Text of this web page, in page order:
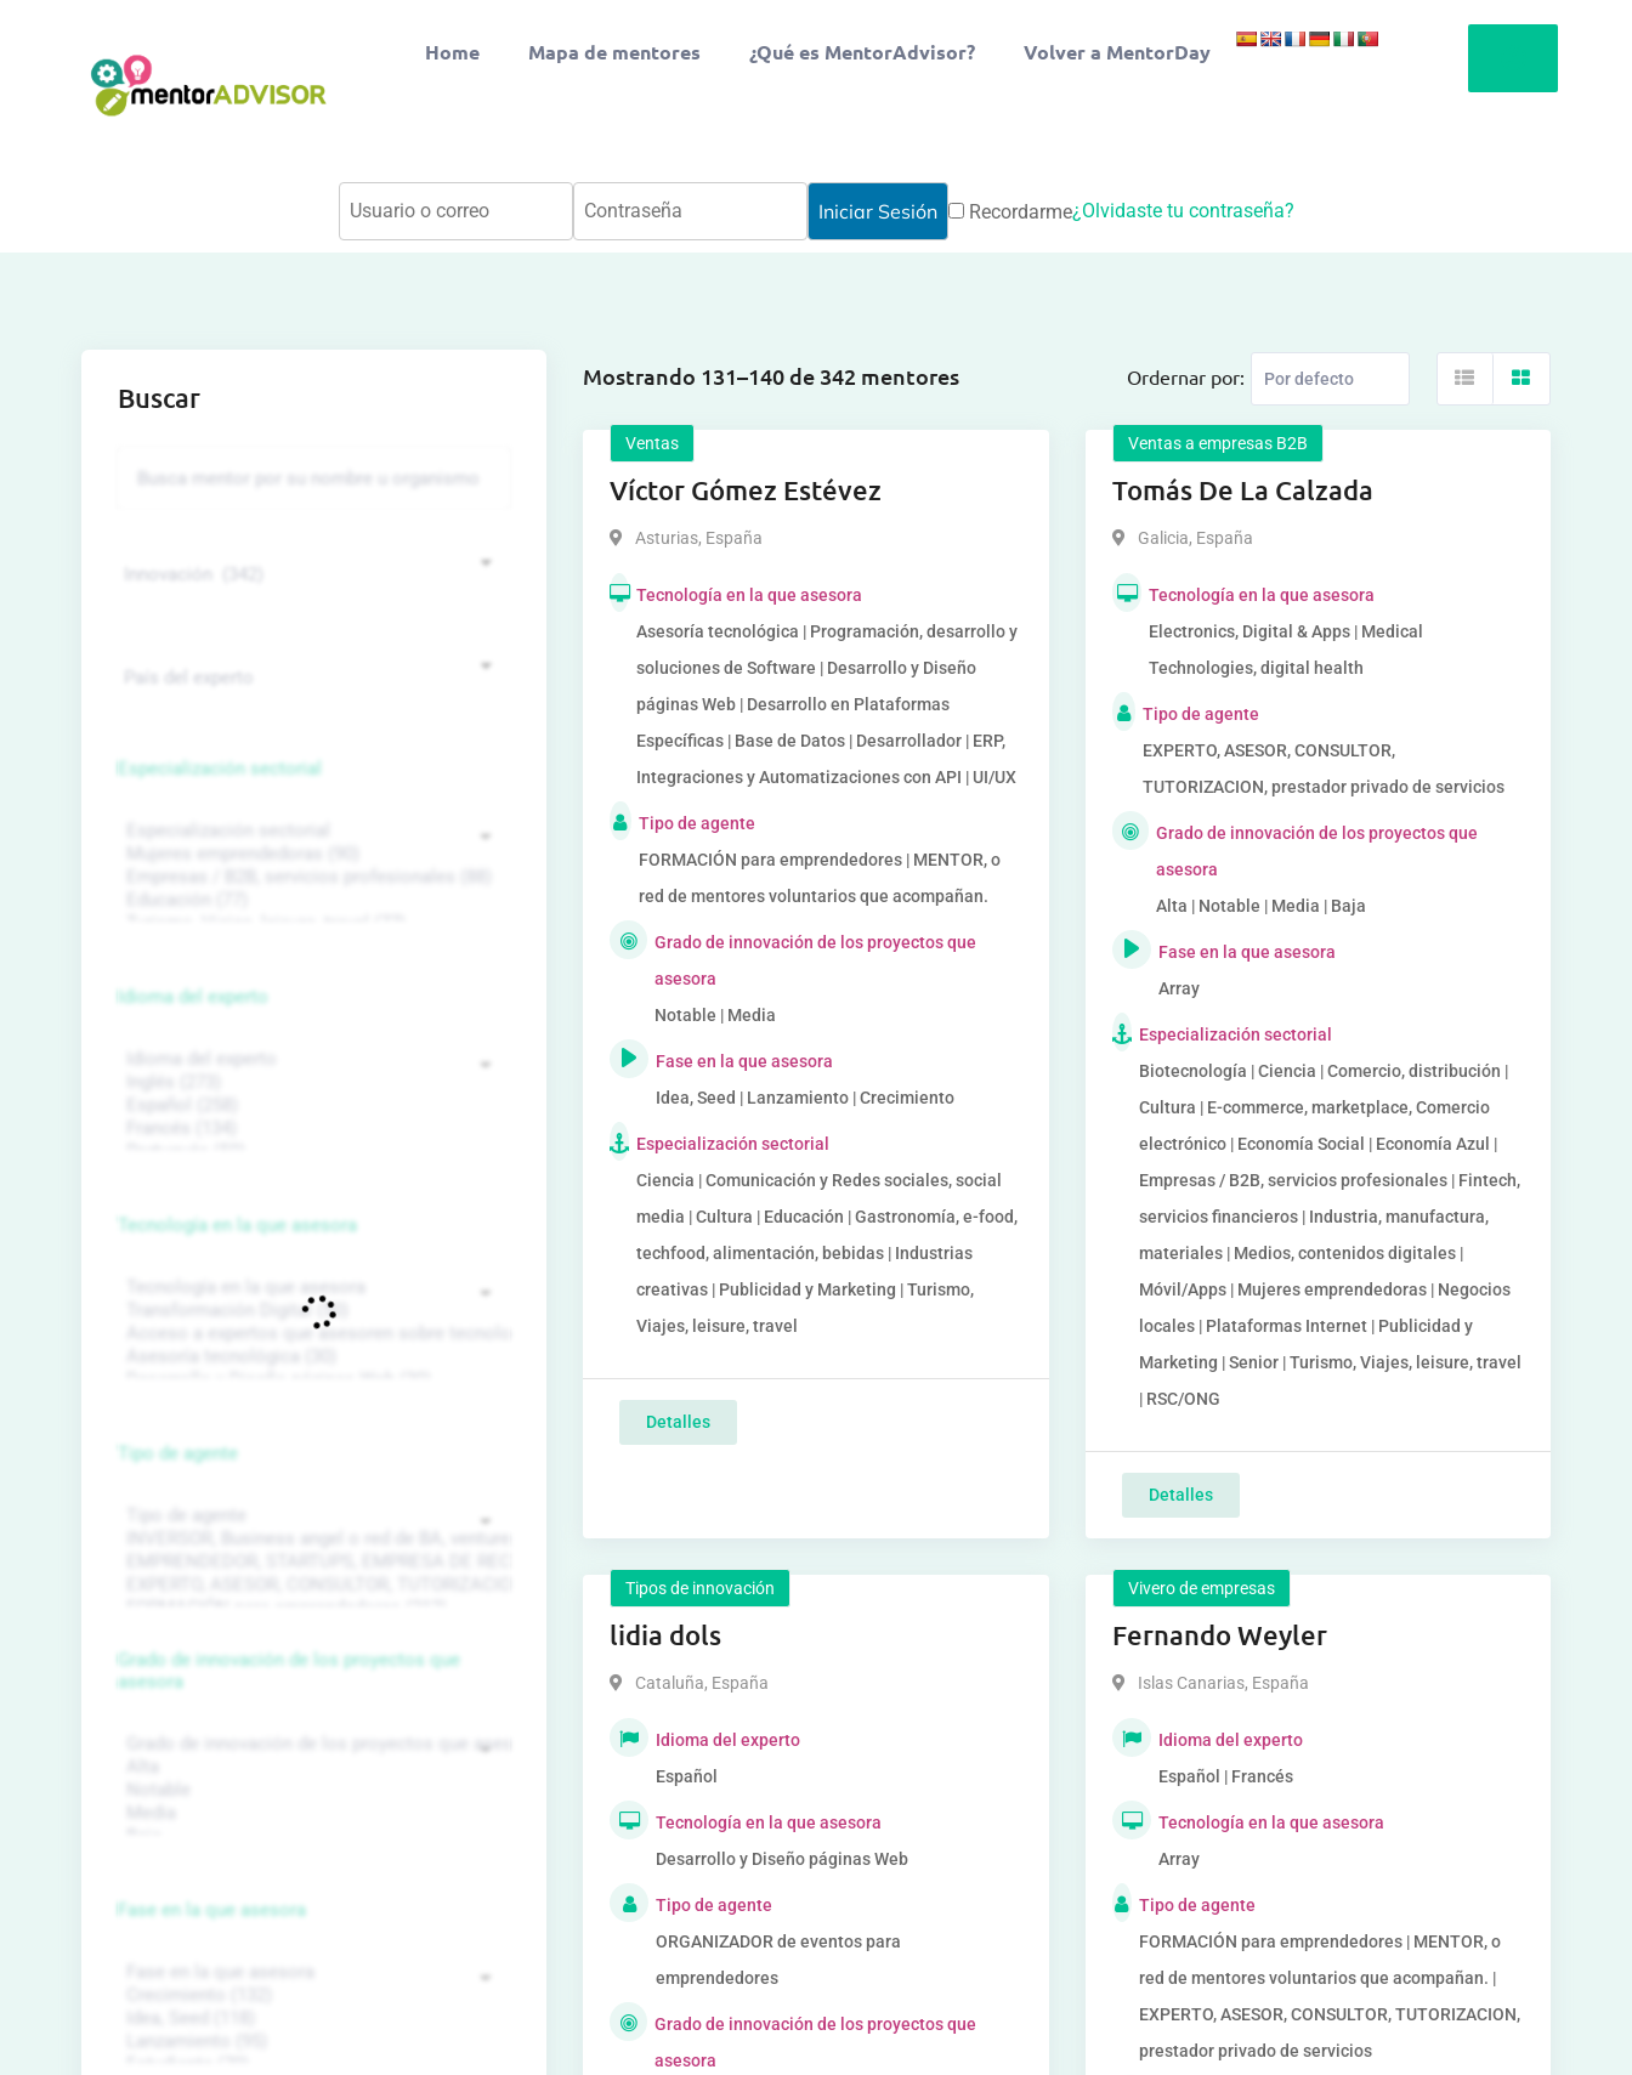
Home Mapa de mentores ¿Qué es MentorAdvisor? Volver a MentorDay
Recordarme¿Olvidaste tu contraseña?
Mostrando 131–140 de 342 mentores Ordernar por:
Ventas
Víctor Gómez Estévez
Asturias, España
Tecnología en la que asesora
Asesoría tecnológica | Programación, desarrollo y
soluciones de Software | Desarrollo y Diseño
páginas Web | Desarrollo en Plataformas
Específicas | Base de Datos | Desarrollador | ERP,
Integraciones y Automatizaciones con API | UI/UX
Tipo de agente
FORMACIÓN para emprendedores | MENTOR, o
red de mentores voluntarios que acompañan.
Grado de innovación de los proyectos que
asesora
Notable | Media
Fase en la que asesora
Idea, Seed | Lanzamiento | Crecimiento
Especialización sectorial
Ciencia | Comunicación y Redes sociales, social
media | Cultura | Educación | Gastronomía, e-food,
techfood, alimentación, bebidas | Industrias
creativas | Publicidad y Marketing | Turismo,
Viajes, leisure, travel
Detalles
Ventas a empresas B2B
Tomás De La Calzada
Galicia, España
Tecnología en la que asesora
Electronics, Digital & Apps | Medical
Technologies, digital health
Tipo de agente
EXPERTO, ASESOR, CONSULTOR,
TUTORIZACION, prestador privado de servicios
Grado de innovación de los proyectos que
asesora
Alta | Notable | Media | Baja
Fase en la que asesora
Array
Especialización sectorial
Biotecnología | Ciencia | Comercio, distribución |
Cultura | E-commerce, marketplace, Comercio
electrónico | Economía Social | Economía Azul |
Empresas / B2B, servicios profesionales | Fintech,
servicios financieros | Industria, manufactura,
materiales | Medios, contenidos digitales |
Móvil/Apps | Mujeres emprendedoras | Negocios
locales | Plataformas Internet | Publicidad y
Marketing | Senior | Turismo, Viajes, leisure, travel
| RSC/ONG
Detalles
Tipos de innovación
lidia dols
Cataluña, España
Idioma del experto
Español
Tecnología en la que asesora
Desarrollo y Diseño páginas Web
Tipo de agente
ORGANIZADOR de eventos para
emprendedores
Grado de innovación de los proyectos que
asesora
Vivero de empresas
Fernando Weyler
Islas Canarias, España
Idioma del experto
Español | Francés
Tecnología en la que asesora
Array
Tipo de agente
FORMACIÓN para emprendedores | MENTOR, o
red de mentores voluntarios que acompañan. |
EXPERTO, ASESOR, CONSULTOR, TUTORIZACION,
prestador privado de servicios
Buscar
Especialización sectorial
Idioma del experto
Tecnología en la que asesora
Tipo de agente
Grado de innovación de los proyectos que
asesora
Fase en la que asesora